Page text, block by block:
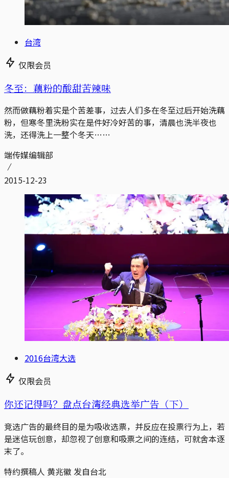
台湾
仅限会员
冬至：藕粉的酸甜苦辣味
然而做藕粉着实是个苦差事，过去人们多在冬至过后开始洗藕
粉，但寒冬里洗粉实在是件好冷好苦的事，清晨也洗半夜也
洗，还得洗上一整个冬天……
端传媒编辑部
2015-12-23
2016台湾大选
仅限会员
你还记得吗？盘点台湾经典选举广告（下）
竞选广告的最终目的是为吸收选票，并反应在投票行为上，若
是迷信玩创意，却忽视了创意和吸票之间的连结，可就舍本逐
末了。
特约撰稿人 黄兆徽 发自台北